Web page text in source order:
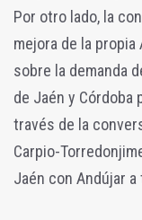
Por otro lado, la
mejora de la
sobre la demanda
de Jaén y Córdoba
través de la
Carpio-
Jaén con Andújar